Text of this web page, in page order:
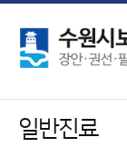
일반진료